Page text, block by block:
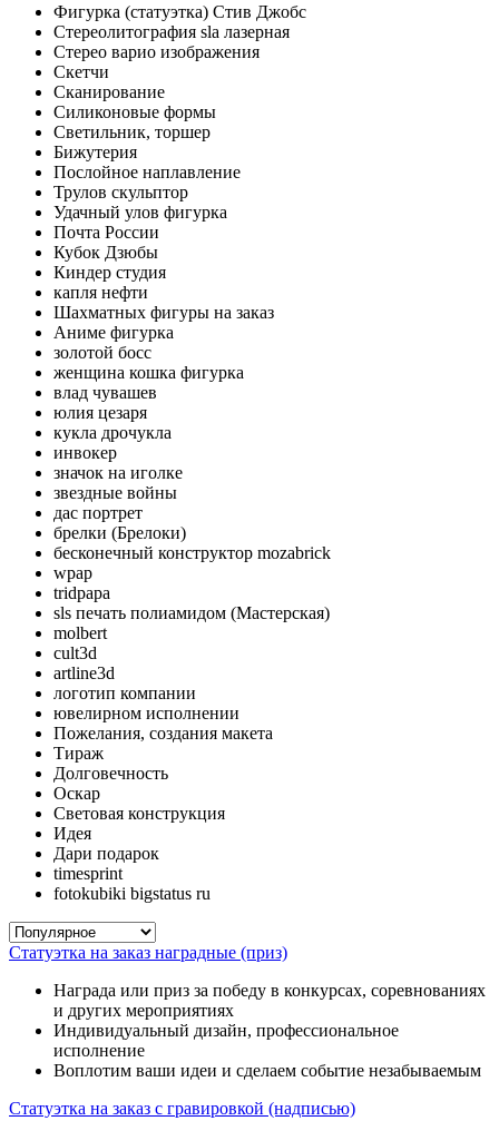
Фигурка (статуэтка) Стив Джобс
Стереолитография sla лазерная
Стерео варио изображения
Скетчи
Сканирование
Силиконовые формы
Светильник, торшер
Бижутерия
Послойное наплавление
Трулов скульптор
Удачный улов фигурка
Почта России
Кубок Дзюбы
Киндер студия
капля нефти
Шахматных фигуры на заказ
Аниме фигурка
золотой босс
женщина кошка фигурка
влад чувашев
юлия цезаря
кукла дрочукла
инвокер
значок на иголке
звездные войны
дас портрет
брелки (Брелоки)
бесконечный конструктор mozabrick
wpap
tridpapa
sls печать полиамидом (Мастерская)
molbert
cult3d
artline3d
логотип компании
ювелирном исполнении
Пожелания, создания макета
Тираж
Долговечность
Оскар
Световая конструкция
Идея
Дари подарок
timesprint
fotokubiki bigstatus ru
Статуэтка на заказ наградные (приз)
Награда или приз за победу в конкурсах, соревнованиях
и других мероприятиях
Индивидуальный дизайн, профессиональное
исполнение
Воплотим ваши идеи и сделаем событие незабываемым
Статуэтка на заказ с гравировкой (надписью)